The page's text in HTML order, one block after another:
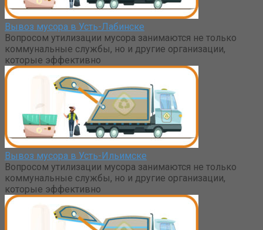
Вывоз мусора в Усть-Лабинске
Вопросом утилизации мусора занимаются не только
коммунальные службы, но и другие организации,
которые эффективно
Вывоз мусора в Усть-Ильимске
Вопросом утилизации мусора занимаются не только
коммунальные службы, но и другие организации,
которые эффективно